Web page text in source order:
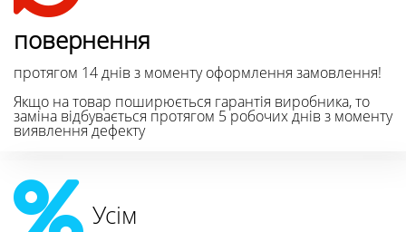
повернення
протягом 14 днів з моменту оформлення замовлення!
Якщо на товар поширюється гарантія виробника, то
заміна відбувається протягом 5 робочих днів з моменту
виявлення дефекту
Усім